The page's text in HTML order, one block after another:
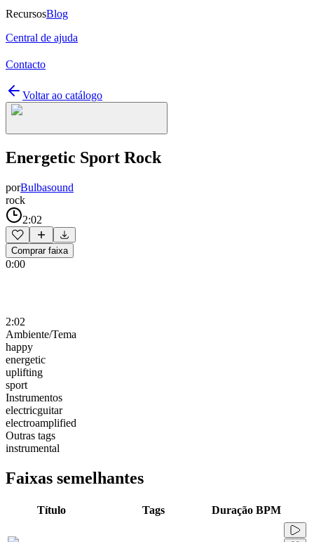
RecursosBlog
Central de ajuda
Contacto
Voltar ao catálogo
Energetic Sport Rock
porBulbasound
rock
2:02
Comprar faixa
0:00
2:02
Ambiente/Tema
happy
energetic
uplifting
sport
Instrumentos
electricguitar
electroamplified
Outras tags
instrumental
Faixas semelhantes
Título Tags Duração BPM